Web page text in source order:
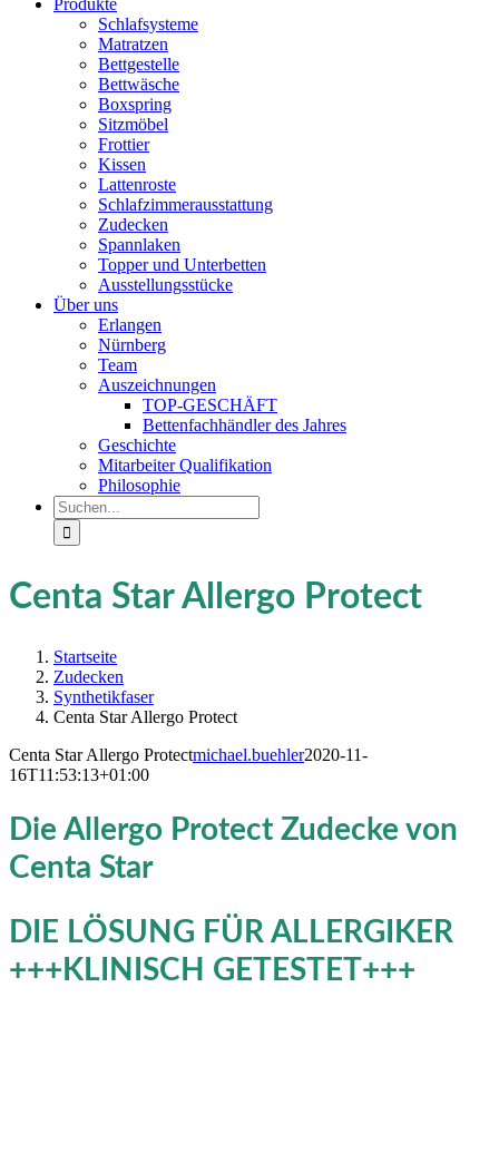
Produkte
Schlafsysteme
Matratzen
Bettgestelle
Bettwäsche
Boxspring
Sitzmöbel
Frottier
Kissen
Lattenroste
Schlafzimmerausstattung
Zudecken
Spannlaken
Topper und Unterbetten
Ausstellungsstücke
Über uns
Erlangen
Nürnberg
Team
Auszeichnungen
TOP-GESCHÄFT
Bettenfachhändler des Jahres
Geschichte
Mitarbeiter Qualifikation
Philosophie
Suche
nach:
Centa Star Allergo Protect
Startseite
Zudecken
Synthetikfaser
Centa Star Allergo Protect
Centa Star Allergo Protectmichael.buehler2020-11-
16T11:53:13+01:00
Die Allergo Protect Zudecke von
Centa Star
DIE LÖSUNG FÜR ALLERGIKER
+++KLINISCH GETESTET+++